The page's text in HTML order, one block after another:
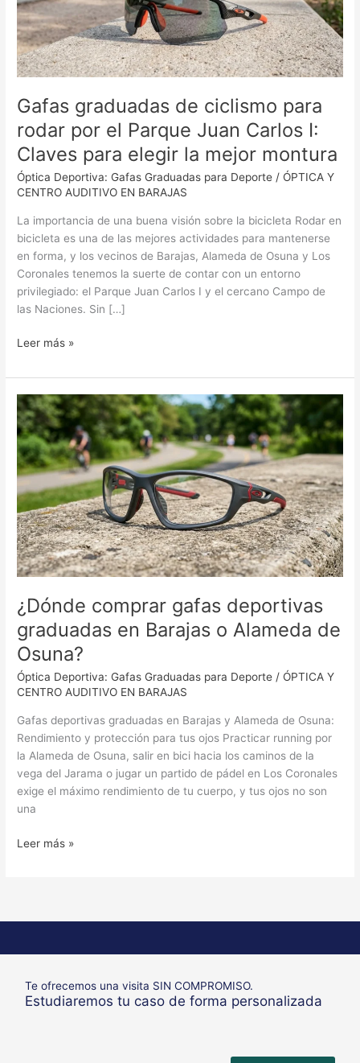
Gafas graduadas de ciclismo para
rodar por el Parque Juan Carlos I:
Claves para elegir la mejor montura
Óptica Deportiva: Gafas Graduadas para Deporte / ÓPTICA Y
CENTRO AUDITIVO EN BARAJAS
La importancia de una buena visión sobre la bicicleta Rodar en
bicicleta es una de las mejores actividades para mantenerse
en forma, y los vecinos de Barajas, Alameda de Osuna y Los
Coronales tenemos la suerte de contar con un entorno
privilegiado: el Parque Juan Carlos I y el cercano Campo de
las Naciones. Sin […]
por
el
Parque
Juan
Carlos
I:
Claves
para
elegir
la
mejor
Leer más »
¿Dónde comprar gafas deportivas
graduadas en Barajas o Alameda de
Osuna?
Óptica Deportiva: Gafas Graduadas para Deporte / ÓPTICA Y
CENTRO AUDITIVO EN BARAJAS
Gafas deportivas graduadas en Barajas y Alameda de Osuna:
Rendimiento y protección para tus ojos Practicar running por
la Alameda de Osuna, salir en bici hacia los caminos de la
vega del Jarama o jugar un partido de pádel en Los Coronales
exige el máximo rendimiento de tu cuerpo, y tus ojos no son
una
¿Dónde
comprar
gafas
deportivas
graduadas
en
Barajas
o
Alameda
de
Osuna?
Leer más »
Te ofrecemos una visita SIN COMPROMISO.
Estudiaremos tu caso de forma personalizada